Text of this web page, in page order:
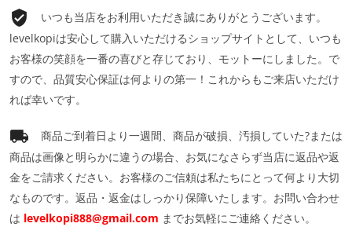
いつも当店をお利用いただき誠にありがとうございます。
levelkopiは安心して購入いただけるショップサイトとして、いつも
お客様の笑顔を一番の喜びと存じており、モットーにしました。で
すので、品質安心保証は何よりの第一！これからもご来店いただけ
れば幸いです。
商品ご到着日より一週間、商品が破損、汚損していた?または
商品は画像と明らかに違うの場合、お気になさらず当店に返品や返
金をご請求ください。お客様のご信頼は私たちにとって何より大切
なものです。返品・返金はしっかり保障いたします。お問い合わせ
は levelkopi888@gmail.com までお気軽にご連絡ください。